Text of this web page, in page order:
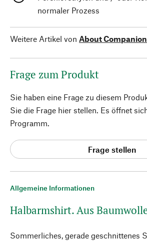
Allgemeine Informationen
Halbarmshirt. Aus
Sommerliches, gerade geschnittenes
normaler Prozess
Weitere Artikel von About
Frage zum Produkt
Sie haben eine Frage zu diesem
Sie die Frage hier stellen. Es öffnet
Programm.
Frage stellen